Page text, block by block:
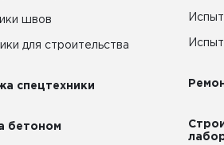
швов
для строительства
спецтехники
бетоном